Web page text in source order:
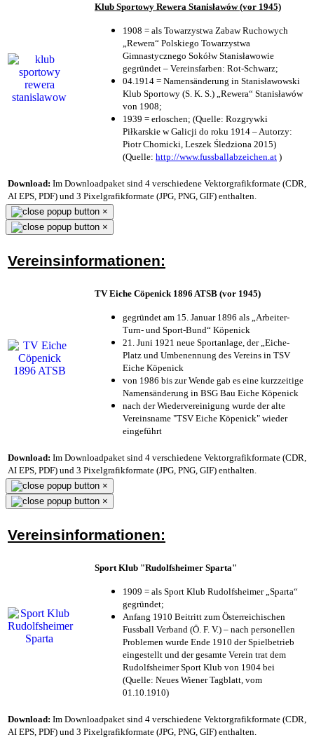
Klub Sportowy Rewera Stanisławów (vor 1945)
1908 = als Towarzystwa Zabaw Ruchowych
„Rewera“ Polskiego Towarzystwa
Gimnastycznego Sokółw Stanisławowie
gegründet – Vereinsfarben: Rot-Schwarz;
04.1914 = Namensänderung in Stanisławowski
Klub Sportowy (S. K. S.) „Rewera“ Stanisławów
von 1908;
1939 = erloschen; (Quelle: Rozgrywki
Piłkarskie w Galicji do roku 1914 – Autorzy:
Piotr Chomicki, Leszek Śledziona 2015)
(Quelle: http://www.fussballabzeichen.at )
Download: Im Downloadpaket sind 4 verschiedene Vektorgrafikformate (CDR,
AI EPS, PDF) und 3 Pixelgrafikformate (JPG, PNG, GIF) enthalten.
×
×
Vereinsinformationen:
TV Eiche Cöpenick 1896 ATSB (vor 1945)
gegründet am 15. Januar 1896 als „Arbeiter-
Turn- und Sport-Bund“ Köpenick
21. Juni 1921 neue Sportanlage, der „Eiche-
Platz und Umbenennung des Vereins in TSV
Eiche Köpenick
von 1986 bis zur Wende gab es eine kurzzeitige
Namensänderung in BSG Bau Eiche Köpenick
nach der Wiedervereinigung wurde der alte
Vereinsname "TSV Eiche Köpenick" wieder
eingeführt
Download: Im Downloadpaket sind 4 verschiedene Vektorgrafikformate (CDR,
AI EPS, PDF) und 3 Pixelgrafikformate (JPG, PNG, GIF) enthalten.
×
×
Vereinsinformationen:
Sport Klub "Rudolfsheimer Sparta"
1909 = als Sport Klub Rudolfsheimer „Sparta“
gegründet;
Anfang 1910 Beitritt zum Österreichischen
Fussball Verband (Ö. F. V.) – nach personellen
Problemen wurde Ende 1910 der Spielbetrieb
eingestellt und der gesamte Verein trat dem
Rudolfsheimer Sport Klub von 1904 bei
(Quelle: Neues Wiener Tagblatt, vom
01.10.1910)
Download: Im Downloadpaket sind 4 verschiedene Vektorgrafikformate (CDR,
AI EPS, PDF) und 3 Pixelgrafikformate (JPG, PNG, GIF) enthalten.